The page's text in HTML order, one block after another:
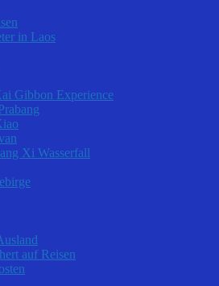
in Laos
Gibbon Experience
Xi Wasserfall
auf Reisen